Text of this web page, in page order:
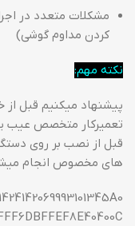
مشکلات متعدد در
کردن مداوم گوشی)
نکته مهم:
پیشنهاد میکنیم قبل
تعمیرکار متخصص عیب
قبل از نصب بر روی
های مخصوص انجام